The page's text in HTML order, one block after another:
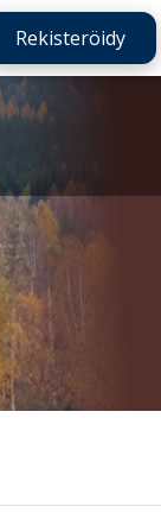
Rekisteröidy